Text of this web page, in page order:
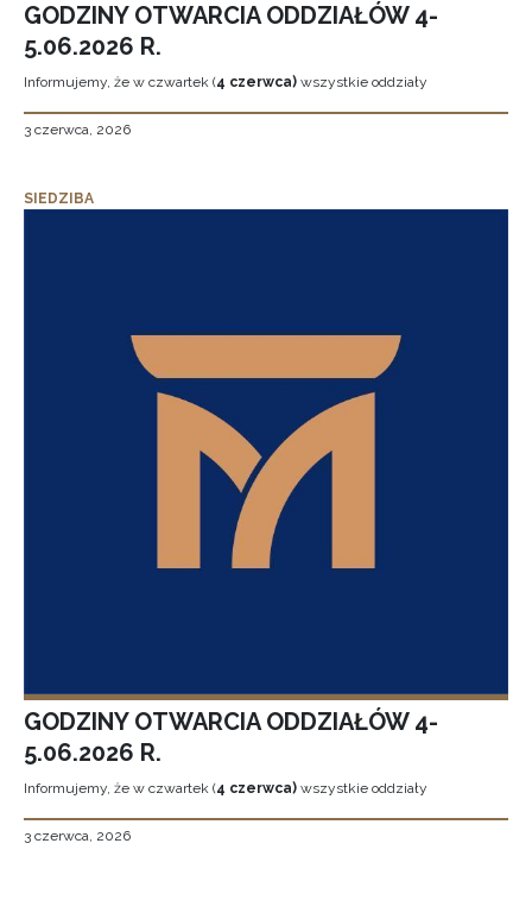
GODZINY OTWARCIA ODDZIAŁÓW 4-
5.06.2026 R.
Informujemy, że w czwartek (4 czerwca) wszystkie oddziały
3 czerwca, 2026
SIEDZIBA
GODZINY OTWARCIA ODDZIAŁÓW 4-
5.06.2026 R.
Informujemy, że w czwartek (4 czerwca) wszystkie oddziały
3 czerwca, 2026